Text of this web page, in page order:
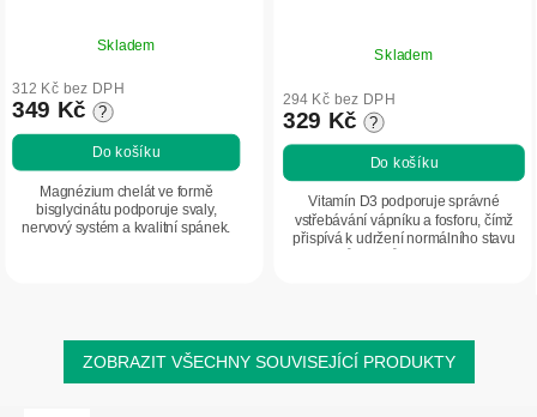
Skladem
312 Kč bez DPH
349 Kč ?
Do košíku
Magnézium chelát ve formě
bisglycinátu podporuje svaly,
nervový systém a kvalitní spánek.
Skladem
294 Kč bez DPH
329 Kč ?
Do košíku
Vitamín D3 podporuje správné
vstřebávání vápníku a fosforu, čímž
přispívá k udržení normálního stavu
ZOBRAZIT VŠECHNY SOUVISEJÍCÍ PRODUKTY